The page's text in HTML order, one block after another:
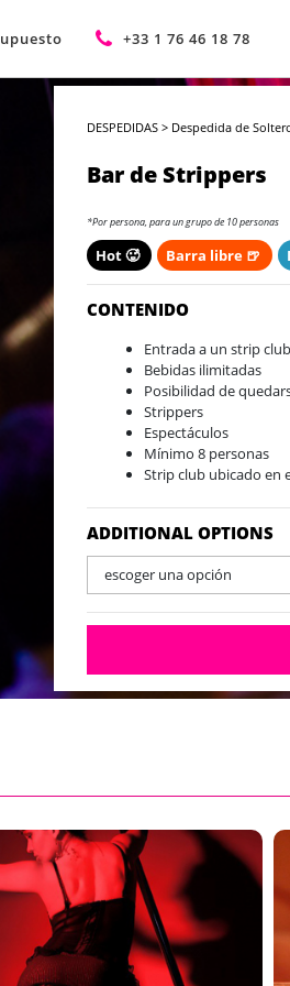
+33 1 76 46 18 78
DESPEDIDAS > Despedida de
Bar de Strippers
*Por persona, para un grupo de 10 personas
Hot 🥵 Barra libre 🍺
CONTENIDO
Entrada a un strip
Bebidas ilimitadas
Posibilidad de
Strippers
Espectáculos
Mínimo 8 personas
Strip club ubicado en
ADDITIONAL OPTIONS
escoger una opción